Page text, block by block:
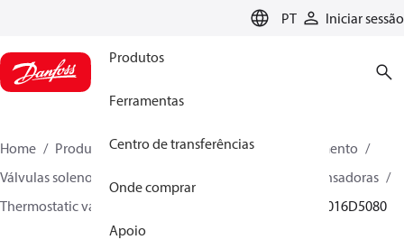
PT Iniciar sessão
Produtos
Ferramentas
Centro de transferências
Onde comprar
Apoio
Home Produtos
Soluções climáticas para aquecimento
Válvulas solenoides, Fluid Controls
Unidades Condensadoras
Thermostatic valves - WVTS - Parts program
016D5080